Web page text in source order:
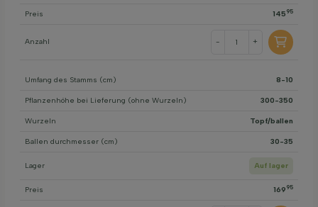
Preis 145 95
Anzahl - +
Umfang des Stamms (cm) 8-10
Pflanzenhöhe bei Lieferung (ohne Wurzeln) 300-350
Wurzeln Topf/ballen
Ballen durchmesser (cm) 30-35
Lager Auf lager
Preis 169 95